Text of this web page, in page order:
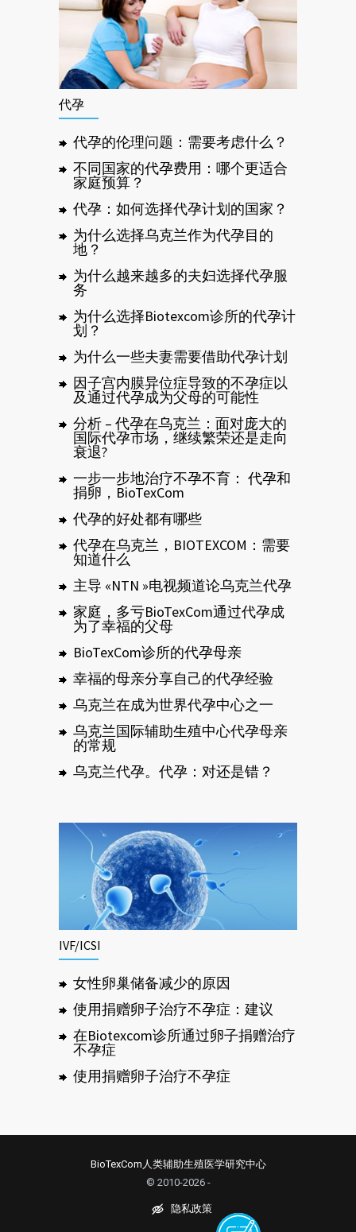
代孕
代孕的伦理问题：需要考虑什么？
不同国家的代孕费用：哪个更适合
家庭预算？
代孕：如何选择代孕计划的国家？
为什么选择乌克兰作为代孕目的
地？
为什么越来越多的夫妇选择代孕服
务
为什么选择Biotexcom诊所的代孕计
划？
为什么一些夫妻需要借助代孕计划
因子宫内膜异位症导致的不孕症以
及通过代孕成为父母的可能性
分析 – 代孕在乌克兰：面对庞大的
国际代孕市场，继续繁荣还是走向
衰退?
一步一步地治疗不孕不育： 代孕和
捐卵，BioTexCom
代孕的好处都有哪些
代孕在乌克兰，BIOTEXCOM：需要
知道什么
主导 «NTN »电视频道论乌克兰代孕
家庭，多亏BioTexCom通过代孕成
为了幸福的父母
BioTexCom诊所的代孕母亲
幸福的母亲分享自己的代孕经验
乌克兰在成为世界代孕中心之一
乌克兰国际辅助生殖中心代孕母亲
的常规
乌克兰代孕。代孕：对还是错？
IVF/ICSI
女性卵巢储备减少的原因
使用捐赠卵子治疗不孕症：建议
在Biotexcom诊所通过卵子捐赠治疗
不孕症
使用捐赠卵子治疗不孕症
© 2010-2026 -
BioTexCom人类辅助生殖医学研究中心
隐私政策